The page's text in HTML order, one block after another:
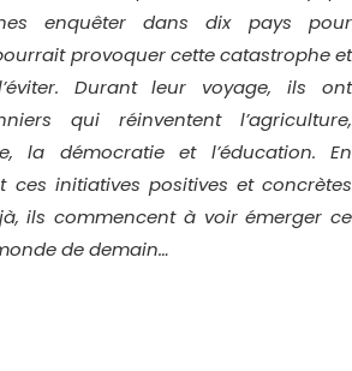
enquêter dans dix pays pour
provoquer cette catastrophe et
Durant leur voyage, ils ont
qui réinventent l’agriculture,
la démocratie et l’éducation. En
initiatives positives et concrètes
ils commencent à voir émerger ce
de demain…